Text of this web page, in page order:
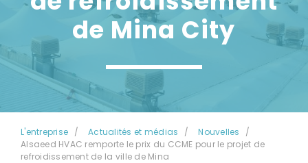
de Mina City
L'entreprise Actualités et médias
Nouvelles
Alsaeed HVAC remporte le prix du CCME pour le projet de
refroidissement de la ville de Mina